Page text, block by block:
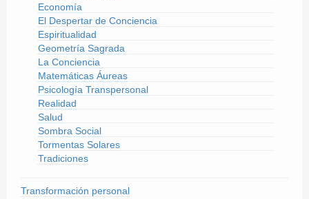
Economía
El Despertar de Conciencia
Espiritualidad
Geometría Sagrada
La Conciencia
Matemáticas Áureas
Psicología Transpersonal
Realidad
Salud
Sombra Social
Tormentas Solares
Tradiciones
Transformación personal